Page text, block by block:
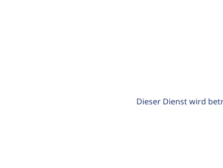
Dieser Dienst wird